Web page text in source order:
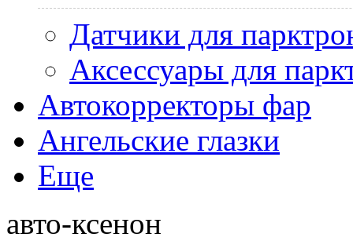
Датчики для
Аксессуары для
Автокорректоры фар
Ангельские глазки
Еще
авто-ксенон